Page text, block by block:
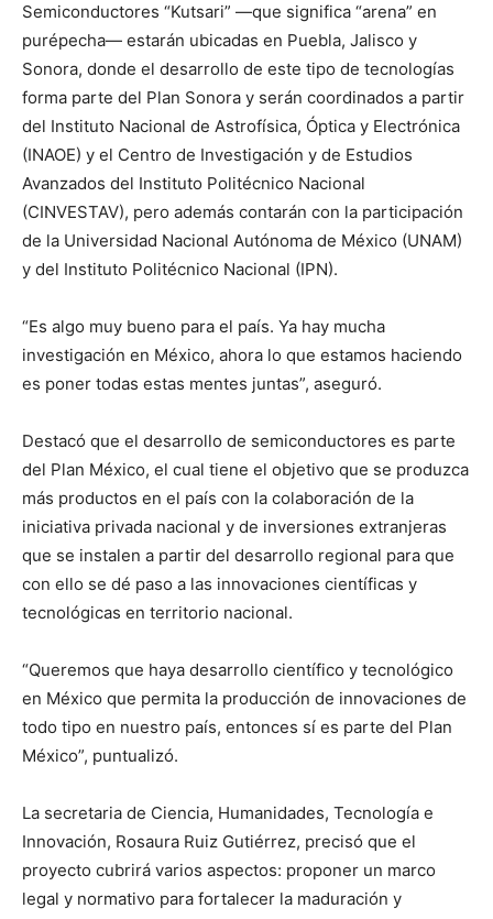
Semiconductores “Kutsari” —que significa “arena” en
purépecha— estarán ubicadas en Puebla, Jalisco y
Sonora, donde el desarrollo de este tipo de tecnologías
forma parte del Plan Sonora y serán coordinados a partir
del Instituto Nacional de Astrofísica, Óptica y Electrónica
(INAOE) y el Centro de Investigación y de Estudios
Avanzados del Instituto Politécnico Nacional
(CINVESTAV), pero además contarán con la participación
de la Universidad Nacional Autónoma de México (UNAM)
y del Instituto Politécnico Nacional (IPN).
“Es algo muy bueno para el país. Ya hay mucha
investigación en México, ahora lo que estamos haciendo
es poner todas estas mentes juntas”, aseguró.
Destacó que el desarrollo de semiconductores es parte
del Plan México, el cual tiene el objetivo que se produzca
más productos en el país con la colaboración de la
iniciativa privada nacional y de inversiones extranjeras
que se instalen a partir del desarrollo regional para que
con ello se dé paso a las innovaciones científicas y
tecnológicas en territorio nacional.
“Queremos que haya desarrollo científico y tecnológico
en México que permita la producción de innovaciones de
todo tipo en nuestro país, entonces sí es parte del Plan
México”, puntualizó.
La secretaria de Ciencia, Humanidades, Tecnología e
Innovación, Rosaura Ruiz Gutiérrez, precisó que el
proyecto cubrirá varios aspectos: proponer un marco
legal y normativo para fortalecer la maduración y